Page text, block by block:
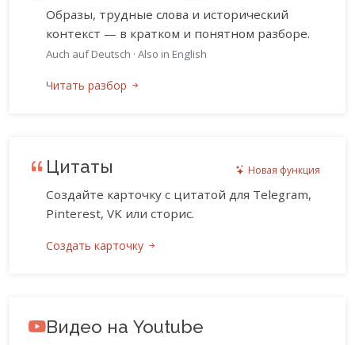
Образы, трудные слова и исторический
контекст — в кратком и понятном разборе.
Auch auf Deutsch · Also in English
Читать разбор
Цитаты Новая функция
Создайте карточку с цитатой для Telegram,
Pinterest, VK или сторис.
Создать карточку
Видео на Youtube